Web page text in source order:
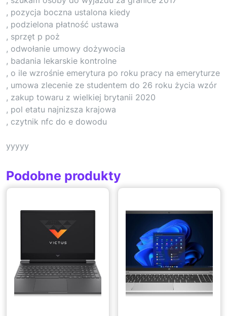
, pozycja boczna ustalona kiedy
, podzielona płatność ustawa
, sprzęt p poż
, odwołanie umowy dożywocia
, badania lekarskie kontrolne
, o ile wzrośnie emerytura po roku pracy na emeryturze
, umowa zlecenie ze studentem do 26 roku życia wzór
, zakup towaru z wielkiej brytanii 2020
, pol etatu najnizsza krajowa
, czytnik nfc do e dowodu
yyyyy
Podobne produkty